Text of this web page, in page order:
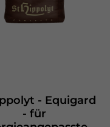
- Equigard
- für